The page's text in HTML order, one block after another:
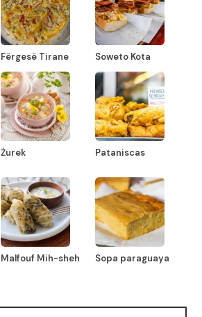
Fërgesë Tirane Soweto Kota
Żurek Pataniscas
Malfouf Mih-sheh Sopa paraguaya